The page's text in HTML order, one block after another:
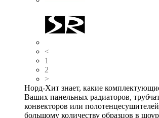
<
1
2
>
Норд-Хит знает, какие
Ваших панельных радиаторов,
конвекторов или
большому количеству образцов в